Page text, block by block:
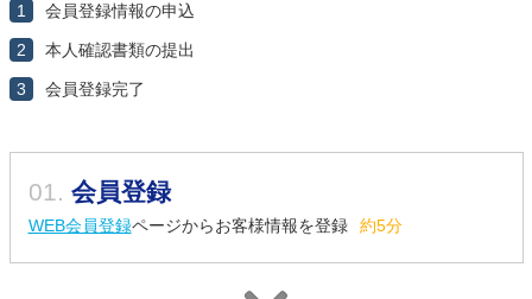
1 会員登録情報の申込
2 本人確認書類の提出
3 会員登録完了
01. 会員登録
WEB会員登録ページからお客様情報を登録 約5分